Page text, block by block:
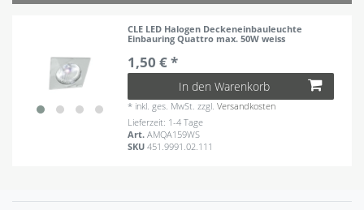
CLE LED Halogen Deckeneinbauleuchte
Einbauring Quattro max. 50W weiss
1,50 € *
In den Warenkorb
* inkl. ges. MwSt. zzgl.Versandkosten
Lieferzeit: 1-4 Tage
Art.AMQA159WS
SKU451.9991.02.111